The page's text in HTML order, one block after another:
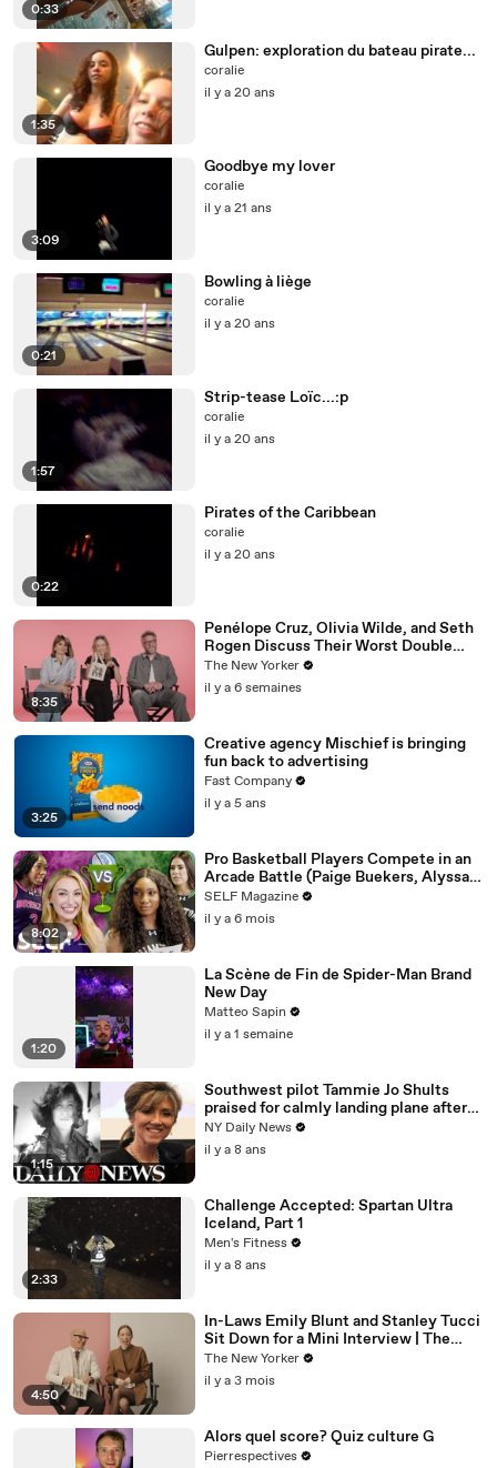
0:33
1:35
Gulpen: exploration du bateau pirate...
coralie
il y a 20 ans
3:09
Goodbye my lover
coralie
il y a 21 ans
0:21
Bowling à liège
coralie
il y a 20 ans
1:57
Strip-tease Loïc...:p
coralie
il y a 20 ans
0:22
Pirates of the Caribbean
coralie
il y a 20 ans
8:35
Penélope Cruz, Olivia Wilde, and Seth
Rogen Discuss Their Worst Double
Dates | The Mini Interview
The New Yorker
il y a 6 semaines
3:25
Creative agency Mischief is bringing
fun back to advertising
Fast Company
il y a 5 ans
8:02
Pro Basketball Players Compete in an
Arcade Battle (Paige Buekers, Alyssa
Thomas & More)
SELF Magazine
il y a 6 mois
1:20
La Scène de Fin de Spider-Man Brand
New Day
Matteo Sapin
il y a 1 semaine
1:15
Southwest pilot Tammie Jo Shults
praised for calmly landing plane after
engine exploded
NY Daily News
il y a 8 ans
2:33
Challenge Accepted: Spartan Ultra
Iceland, Part 1
Men's Fitness
il y a 8 ans
4:50
In-Laws Emily Blunt and Stanley Tucci
Sit Down for a Mini Interview | The
New Yorker Mini Interview
The New Yorker
il y a 3 mois
Alors quel score? Quiz culture G
Pierrespectives